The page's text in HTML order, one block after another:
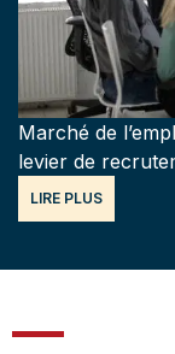
Marché de
levier de
LIRE PLUS